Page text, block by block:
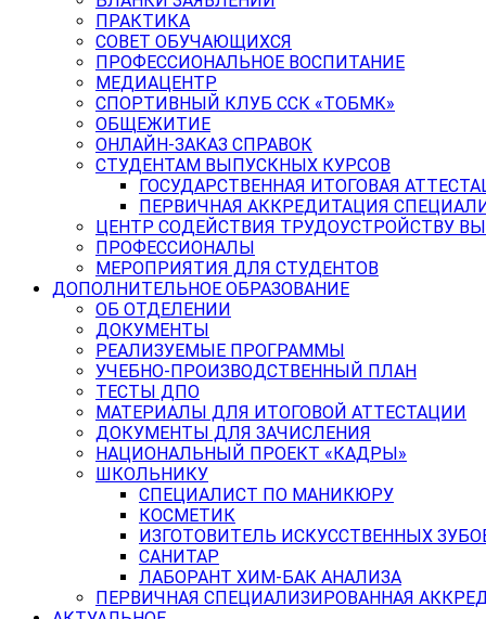
ПРАКТИКА
СОВЕТ ОБУЧАЮЩИХСЯ
ПРОФЕССИОНАЛЬНОЕ ВОСПИТАНИЕ
МЕДИАЦЕНТР
СПОРТИВНЫЙ КЛУБ ССК «ТОБМК»
ОБЩЕЖИТИЕ
ОНЛАЙН-ЗАКАЗ СПРАВОК
СТУДЕНТАМ ВЫПУСКНЫХ КУРСОВ
ГОСУДАРСТВЕННАЯ ИТОГОВАЯ
ПЕРВИЧНАЯ АККРЕДИТАЦИЯ
ЦЕНТР СОДЕЙСТВИЯ ТРУДОУСТРОЙСТВУ
ПРОФЕССИОНАЛЫ
МЕРОПРИЯТИЯ ДЛЯ СТУДЕНТОВ
ДОПОЛНИТЕЛЬНОЕ ОБРАЗОВАНИЕ
ОБ ОТДЕЛЕНИИ
ДОКУМЕНТЫ
РЕАЛИЗУЕМЫЕ ПРОГРАММЫ
УЧЕБНО-ПРОИЗВОДСТВЕННЫЙ ПЛАН
ТЕСТЫ ДПО
МАТЕРИАЛЫ ДЛЯ ИТОГОВОЙ АТТЕСТАЦИИ
ДОКУМЕНТЫ ДЛЯ ЗАЧИСЛЕНИЯ
НАЦИОНАЛЬНЫЙ ПРОЕКТ «КАДРЫ»
ШКОЛЬНИКУ
СПЕЦИАЛИСТ ПО МАНИКЮРУ
КОСМЕТИК
ИЗГОТОВИТЕЛЬ ИСКУССТВЕННЫХ
САНИТАР
ЛАБОРАНТ ХИМ-БАК АНАЛИЗА
ПЕРВИЧНАЯ СПЕЦИАЛИЗИРОВАННАЯ